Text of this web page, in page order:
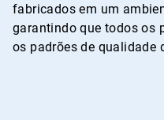
fabricados em um
garantindo que todos os
os padrões de qualidade